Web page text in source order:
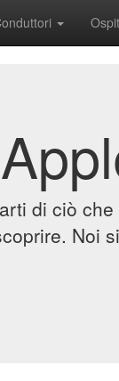
di ciò
Noi